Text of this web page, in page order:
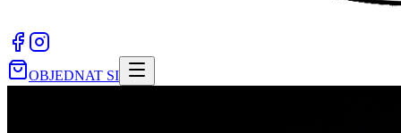
OBJEDNAT SI